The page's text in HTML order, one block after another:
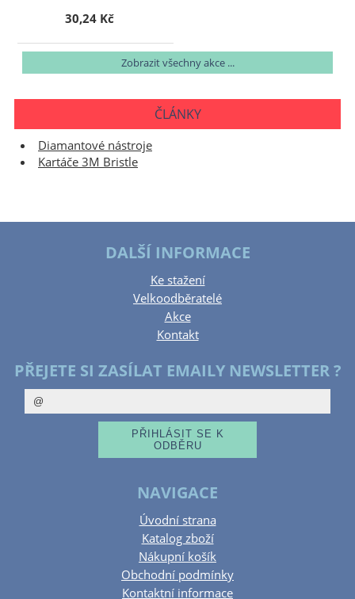
30,24 Kč
Zobrazit všechny akce ...
ČLÁNKY
Diamantové nástroje
Kartáče 3M Bristle
DALŠÍ INFORMACE
Ke stažení
Velkoodběratelé
Akce
Kontakt
PŘEJETE SI ZASÍLAT EMAILY NEWSLETTER ?
NAVIGACE
Úvodní strana
Katalog zboží
Nákupní košík
Obchodní podmínky
Kontaktní informace